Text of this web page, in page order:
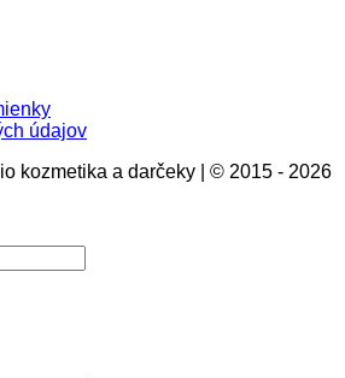
údajov
kozmetika a darčeky | © 2015 - 2026